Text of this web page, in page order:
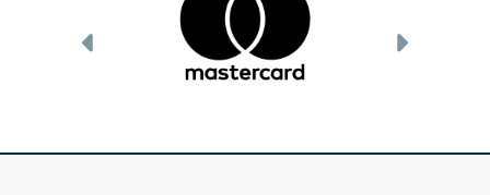
Anterior